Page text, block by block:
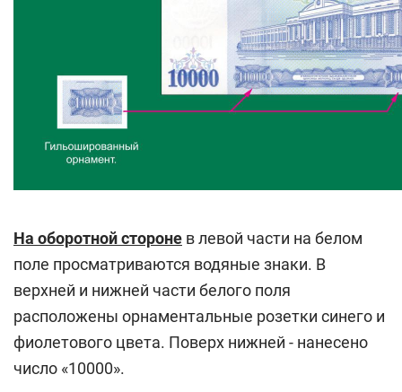
На оборотной стороне в левой части на белом
поле просматриваются водяные знаки. В
верхней и нижней части белого поля
расположены орнаментальные розетки синего и
фиолетового цвета. Поверх нижней - нанесено
число «10000».